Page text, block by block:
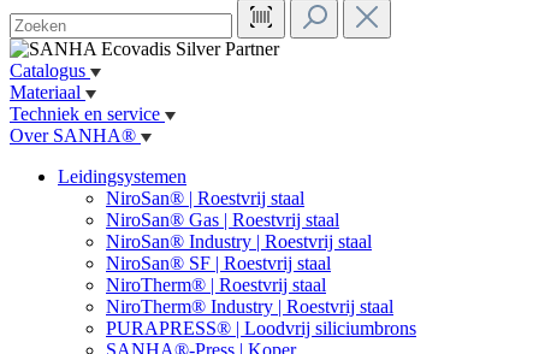
Catalogus
Materiaal
Techniek en service
Over SANHA®
Leidingsystemen
NiroSan® | Roestvrij staal
NiroSan® Gas | Roestvrij staal
NiroSan® Industry | Roestvrij staal
NiroSan® SF | Roestvrij staal
NiroTherm® | Roestvrij staal
NiroTherm® Industry | Roestvrij staal
PURAPRESS® | Loodvrij siliciumbrons